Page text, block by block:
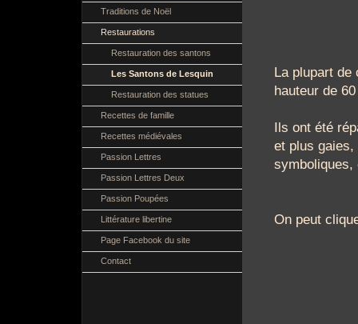
Traditions de Noël
Restaurations
Restauration des santons
Les Santons de Lesquin
Restauration des statues
Recettes de famille
Recettes médiévales
Passion Lettres
Passion Lettres Deux
Passion Poupées
Littérature libertine
Page Facebook du site
Contact
La plupart de
hauteur de
Ils ont été
et plus
symboliques,
On peut